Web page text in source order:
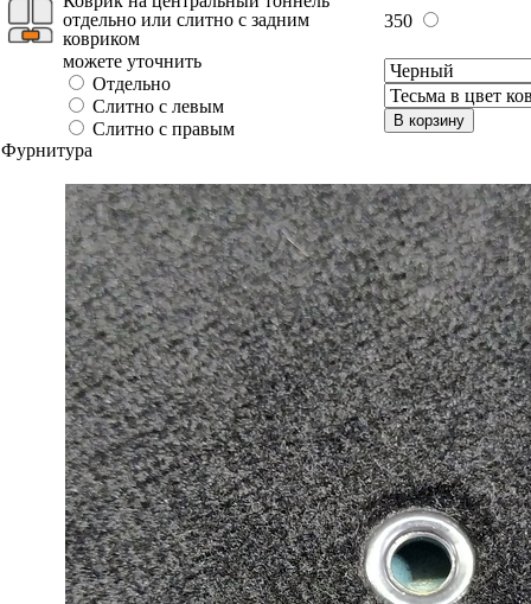
отдельно или слитно с задним
ковриком
350
можете уточнить
Отдельно
Слитно с левым
Слитно с правым
В корзину
Фурнитура